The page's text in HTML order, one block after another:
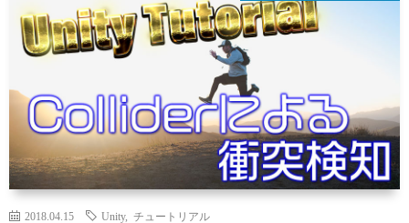
2018.04.15 Unity, チュートリアル